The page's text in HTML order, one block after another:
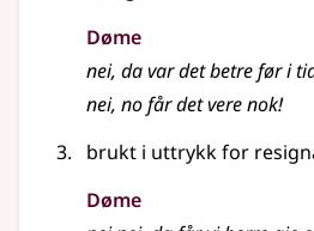
Døme
nei, da var det betre før i
nei, no får det vere nok!
brukt i uttrykk for
Døme